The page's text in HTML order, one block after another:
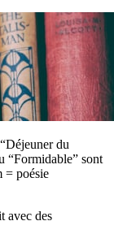
du
“Formidable” sont
= poésie
avec des